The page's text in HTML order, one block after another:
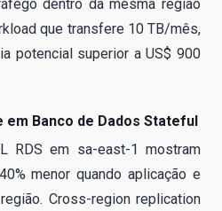
dentro da mesma região
que transfere 10 TB/mês,
potencial superior a US$ 900
Banco de Dados Stateful
RDS em sa-east-1 mostram
menor quando aplicação e
Cross-region replication